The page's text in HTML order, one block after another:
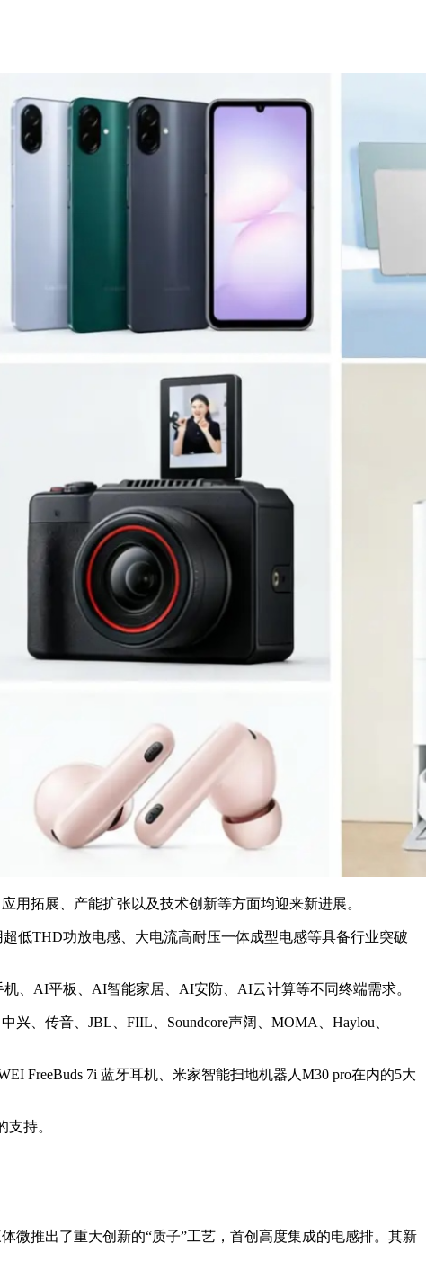
用拓展、产能扩张以及技术创新等方面均迎来新进展。
低THD功放电感、大电流高耐压一体成型电感等具备行业突破
、AI平板、AI智能家居、AI安防、AI云计算等不同终端需求。
、传音、JBL、FIIL、Soundcore声阔、MOMA、Haylou、
FreeBuds 7i 蓝牙耳机、米家智能扫地机器人M30 pro在内的5大
持。
微推出了重大创新的“质子”工艺，首创高度集成的电感排。其新